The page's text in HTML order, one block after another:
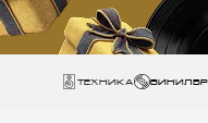
Техника ВИНИЛ